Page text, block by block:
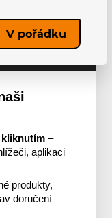
kliknutím –
aplikaci
produkty,
doručení
V pořádku